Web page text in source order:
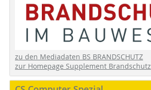
zu den Mediadaten BS BRANDSCHUTZ
zur Homepage Supplement Brandschutz